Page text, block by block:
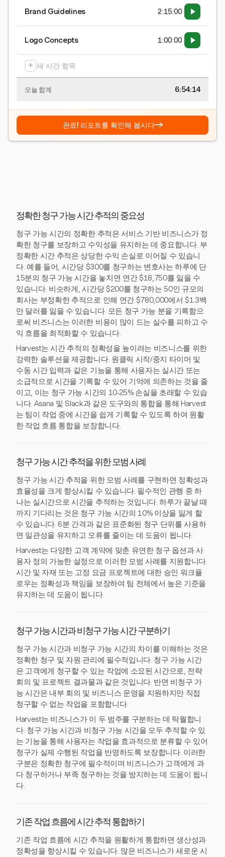
Brand Guidelines 2:15:00
Logo Concepts 1:00:00
+ 새 시간 항목
오늘 합계 6:54:15
완료! 리포트를 확인해 봅시다→
정확한 청구 가능 시간 추적의 중요성
청구 가능 시간의 정확한 추적은 서비스 기반 비즈니스가 정
확한 청구를 보장하고 수익성을 유지하는 데 중요합니다. 부
정확한 시간 추적은 상당한 수익 손실로 이어질 수 있습니
다. 예를 들어, 시간당 $300를 청구하는 변호사는 하루에 단
15분의 청구 가능 시간을 놓치면 연간 $18,750를 잃을 수
있습니다. 비슷하게, 시간당 $200를 청구하는 50인 규모의
회사는 부정확한 추적으로 인해 연간 $780,000에서 $1.3백
만 달러를 잃을 수 있습니다. 모든 청구 가능 분을 기록함으
로써 비즈니스는 이러한 비용이 많이 드는 실수를 피하고 수
익 흐름을 최적화할 수 있습니다.
Harvest는 시간 추적의 정확성을 높이려는 비즈니스를 위한
강력한 솔루션을 제공합니다. 원클릭 시작/중지 타이머 및
수동 시간 입력과 같은 기능을 통해 사용자는 실시간 또는
소급적으로 시간을 기록할 수 있어 기억에 의존하는 것을 줄
이고, 이는 청구 가능 시간의 10-25% 손실을 초래할 수 있습
니다. Asana 및 Slack과 같은 도구와의 통합을 통해 Harvest
는 팀이 작업 중에 시간을 쉽게 기록할 수 있도록 하여 원활
한 작업 흐름 통합을 보장합니다.
청구 가능 시간 추적을 위한 모범 사례
청구 가능 시간 추적을 위한 모범 사례를 구현하면 정확성과
효율성을 크게 향상시킬 수 있습니다. 필수적인 관행 중 하
나는 실시간으로 시간을 추적하는 것입니다. 하루가 끝날 때
까지 기다리는 것은 청구 가능 시간의 10% 이상을 잃게 할
수 있습니다. 6분 간격과 같은 표준화된 청구 단위를 사용하
면 일관성을 유지하고 오류를 줄이는 데 도움이 됩니다.
Harvest는 다양한 고객 계약에 맞춘 유연한 청구 옵션과 사
용자 정의 가능한 설정으로 이러한 모범 사례를 지원합니다.
시간 및 자재 또는 고정 요금 프로젝트에 대한 승인 워크플
로우는 정확성과 책임을 보장하여 팀 전체에서 높은 기준을
유지하는 데 도움이 됩니다.
청구 가능 시간과 비청구 가능 시간 구분하기
청구 가능 시간과 비청구 가능 시간의 차이를 이해하는 것은
정확한 청구 및 자원 관리에 필수적입니다. 청구 가능 시간
은 고객에게 청구할 수 있는 작업에 소요된 시간으로, 전략
회의 및 프로젝트 결과물과 같은 것입니다. 반면 비청구 가
능 시간은 내부 회의 및 비즈니스 운영을 지원하지만 직접
청구할 수 없는 작업을 포함합니다.
Harvest는 비즈니스가 이 두 범주를 구분하는 데 탁월합니
다. 청구 가능 시간과 비청구 가능 시간을 모두 추적할 수 있
는 기능을 통해 사용자는 작업을 효과적으로 분류할 수 있어
청구가 실제 수행된 작업을 반영하도록 보장합니다. 이러한
구분은 정확한 청구에 필수적이며 비즈니스가 고객에게 과
다 청구하거나 부족 청구하는 것을 방지하는 데 도움이 됩니
다.
기존 작업 흐름에 시간 추적 통합하기
기존 작업 흐름에 시간 추적을 원활하게 통합하면 생산성과
정확성을 향상시킬 수 있습니다. 많은 비즈니스가 새로운 시